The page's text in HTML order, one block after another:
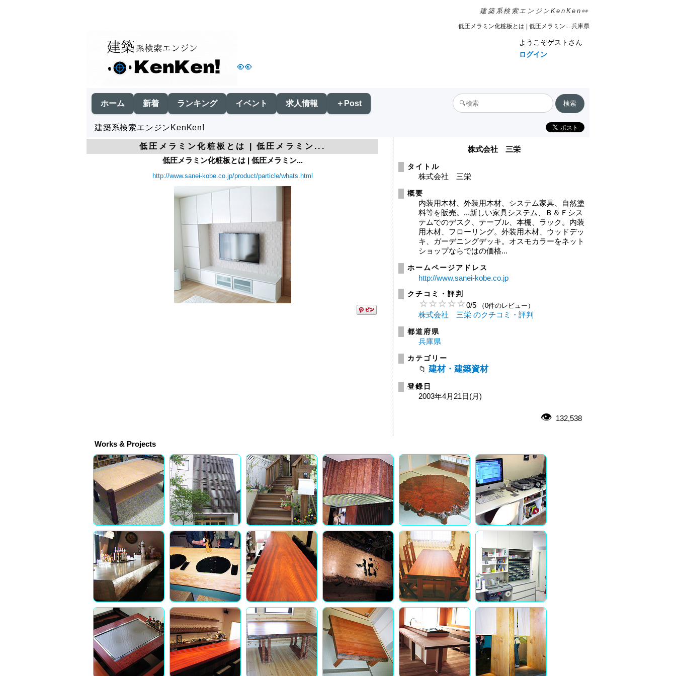
建築系検索エンジンKenKen👀
低圧メラミン化粧板とは | 低圧メラミン... 兵庫県
👀
ようこそゲストさん
ログイン
ホーム 新着 ランキング イベント 求人情報 ＋Post
建築系検索エンジンKenKen!
低圧メラミン化粧板とは | 低圧メラミン...
低圧メラミン化粧板とは | 低圧メラミン...
http://www.sanei-kobe.co.jp/product/particle/whats.html
株式会社 三栄
タイトル
株式会社 三栄
概要
内装用木材、外装用木材、システム家具、自然塗
料等を販売。...新しい家具システム、Ｂ＆Ｆシス
テムでのデスク、テーブル、本棚、ラック。内装
用木材、フローリング。外装用木材、ウッドデッ
キ、ガーデニングデッキ。オスモカラーをネット
ショップならではの価格...
ホームページアドレス
http://www.sanei-kobe.co.jp
クチコミ・評判
0/5 （0件のレビュー）
株式会社 三栄 のクチコミ・評判
都道府県
兵庫県
カテゴリー
建材・建築資材
登録日
2003年4月21日(月)
132,538
Works & Projects